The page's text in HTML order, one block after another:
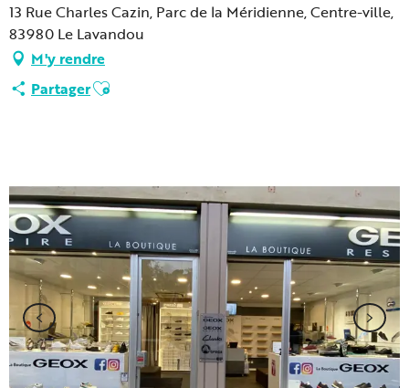
13 Rue Charles Cazin, Parc de la Méridienne, Centre-ville,
83980 Le Lavandou
M'y rendre
PartagerAjouter aux favoris